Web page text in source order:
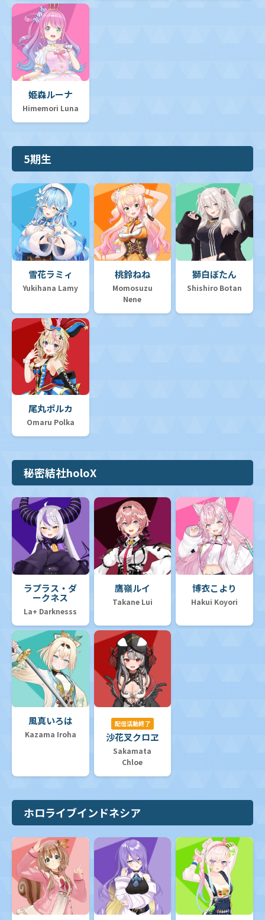
姫森ルーナ
Himemori Luna
5期生
雪花ラミィ
Yukihana Lamy
桃鈴ねね
Momosuzu
Nene
獅白ぼたん
Shishiro Botan
尾丸ポルカ
Omaru Polka
秘密結社holoX
ラプラス・ダ
ークネス
La+ Darknesss
鷹嶺ルイ
Takane Lui
博衣こより
Hakui Koyori
風真いろは
Kazama Iroha
配信活動終了
沙花叉クロヱ
Sakamata
Chloe
ホロライブインドネシア